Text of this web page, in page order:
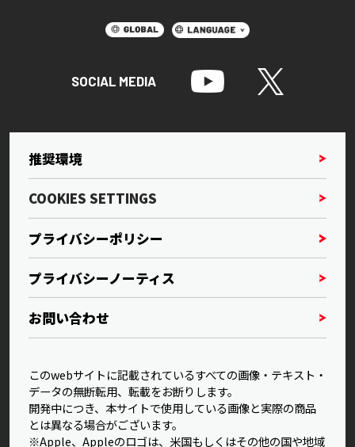
SOCIAL MEDIA
推奨環境
COOKIES SETTINGS
プライバシーポリシー
プライバシーノーティス
お問い合わせ
このwebサイトに記載されているすべての画像・テキスト・
データの無断転用、転載をお断りします。
開発中につき、本サイトで使用している画像と実際の商品
とは異なる場合がございます。
※Apple、Appleのロゴは、米国もしくはその他の国や地域